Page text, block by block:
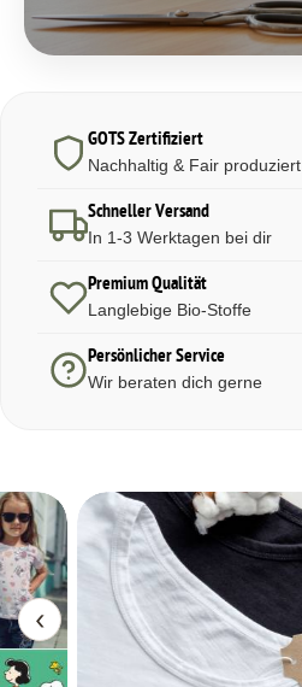
GOTS Zertifiziert
Nachhaltig & Fair produziert
Schneller Versand
In 1-3 Werktagen bei dir
Premium Qualität
Langlebige Bio-Stoffe
Persönlicher Service
Wir beraten dich gerne
‹